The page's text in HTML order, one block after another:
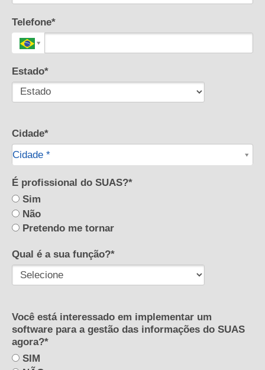
Telefone*
Estado*
Cidade*
Cidade *
Cidade*
É profissional do SUAS?*
Sim
Não
Pretendo me tornar
Qual é a sua função?*
Você está interessado em implementar um
software para a gestão das informações do SUAS
agora?*
SIM